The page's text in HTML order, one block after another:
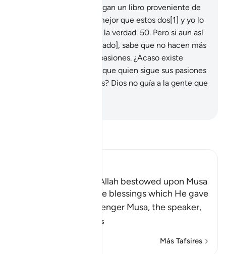
The Blessings which Allah bestowed upon Musa
Allah tells us about the blessings which He gave
His servant and Messenger Musa, the speaker,
Leer más
Más Tafsires
[¡Oh, Mujámmad!]: “Traigan un libro proveniente de
Dios que sea una guía mejor que estos dos[1] y yo lo
seguiré, si es que dicen la verdad. 50. Pero si aun así
no responden [a tu llamado], sabe que no hacen más
que seguir sus propias pasiones. ¿Acaso existe
alguien más extraviado que quien sigue sus pasiones
sin ninguna guía de Dios? Dios no guía a la gente que